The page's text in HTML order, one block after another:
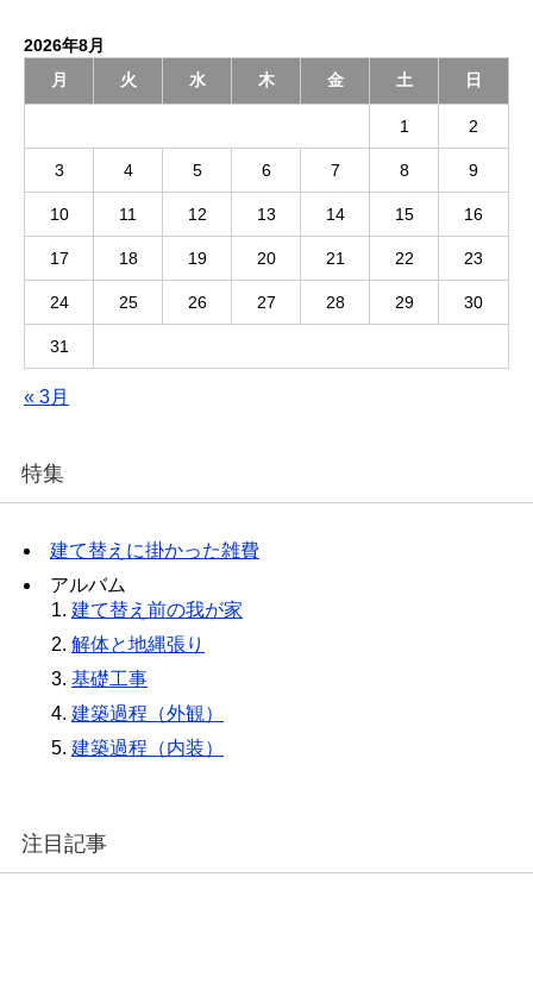
2026年8月
月
火 水 木 金 土 日
1 2
3 4 5 6 7 8 9
10 11 12 13 14 15 16
17 18 19 20 21 22 23
24 25 26 27 28 29 30
31
« 3月
特集
建て替えに掛かった雑費
アルバム
建て替え前の我が家
解体と地縄張り
基礎工事
建築過程（外観）
建築過程（内装）
注目記事